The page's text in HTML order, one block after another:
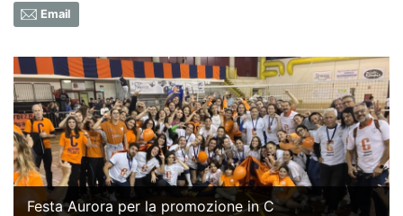
Email
Festa Aurora per la promozione in C